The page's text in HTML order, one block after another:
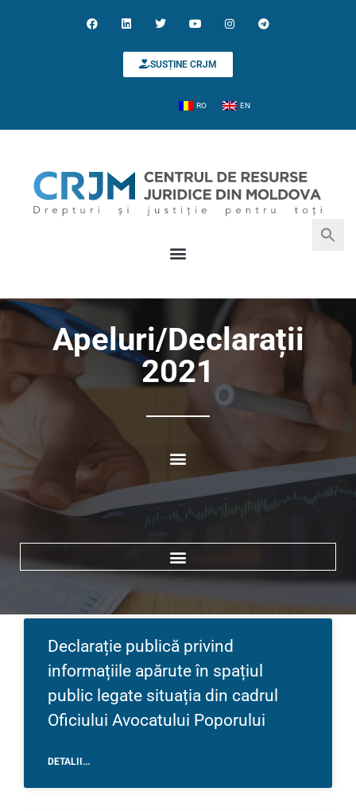
SUSȚINE CRJM
RO EN
Apeluri/Declarații
2021
Declarație publică privind
informațiile apărute în spațiul
public legate situația din cadrul
Oficiului Avocatului Poporului
DETALII...